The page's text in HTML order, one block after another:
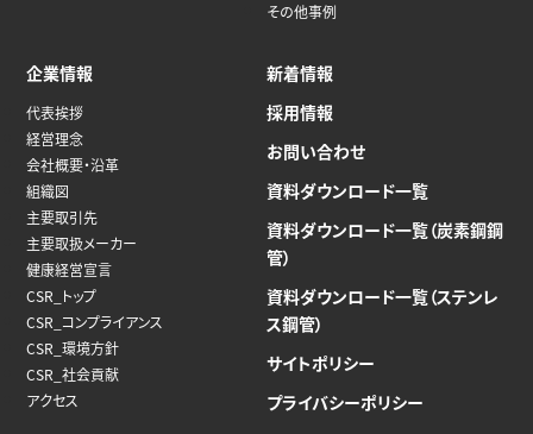
その他事例
企業情報
代表挨拶
経営理念
会社概要・沿革
組織図
主要取引先
主要取扱メーカー
健康経営宣言
CSR_トップ
CSR_コンプライアンス
CSR_環境方針
CSR_社会貢献
アクセス
新着情報
採用情報
お問い合わせ
資料ダウンロード一覧
資料ダウンロード一覧（炭素鋼鋼
管）
資料ダウンロード一覧（ステンレ
ス鋼管）
サイトポリシー
プライバシーポリシー